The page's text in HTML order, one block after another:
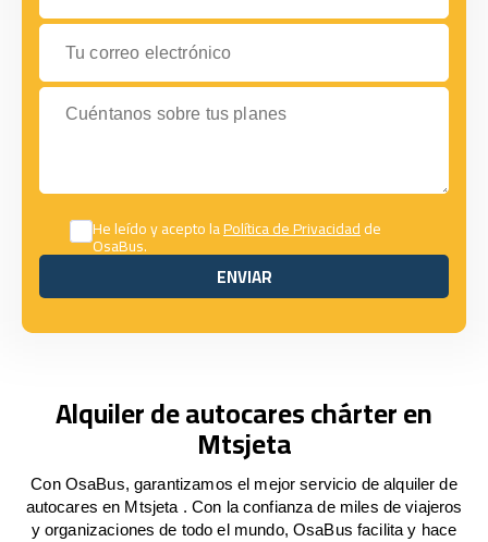
Tu correo electrónico
Cuéntanos sobre tus planes
He leído y acepto laPolítica de Privacidadde
OsaBus.
ENVIAR
ENVIAR
Alquiler de autocares chárter en
Mtsjeta
Con OsaBus, garantizamos el mejor servicio de alquiler de
autocares en Mtsjeta . Con la confianza de miles de viajeros
y organizaciones de todo el mundo, OsaBus facilita y hace